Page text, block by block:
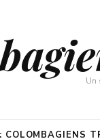
Un